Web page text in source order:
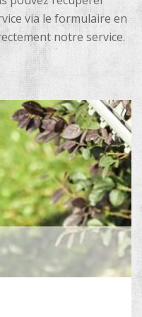
via le formulaire en
notre service.